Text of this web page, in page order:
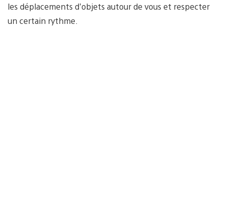
les déplacements d’objets autour de vous et respecter
un certain rythme.